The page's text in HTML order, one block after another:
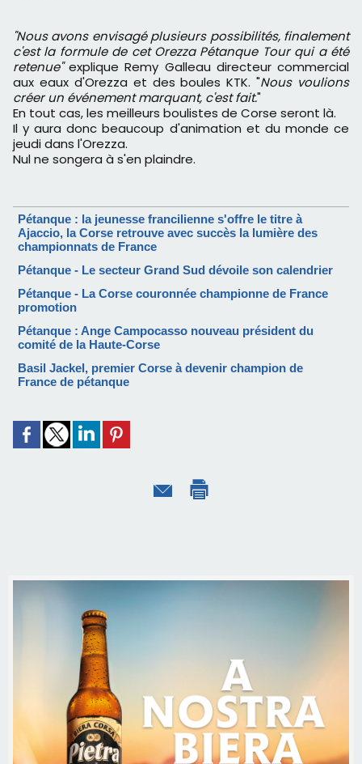
"Nous avons envisagé plusieurs possibilités, finalement
c'est la formule de cet Orezza Pétanque Tour qui a été
retenue"explique Remy Galleau directeur commercial
aux eaux d'Orezza et des boules KTK. "Nous voulions
créer un événement marquant, c'est fait."
En tout cas, les meilleurs boulistes de Corse seront là.
Il y aura donc beaucoup d'animation et du monde ce
jeudi dans l'Orezza.
Nul ne songera à s'en plaindre.
Pétanque : la jeunesse francilienne s'offre le titre à
Ajaccio, la Corse retrouve avec succès la lumière des
championnats de France
Pétanque - Le secteur Grand Sud dévoile son calendrier
Pétanque - La Corse couronnée championne de France
promotion
Pétanque : Ange Campocasso nouveau président du
comité de la Haute-Corse
Basil Jackel, premier Corse à devenir champion de
France de pétanque